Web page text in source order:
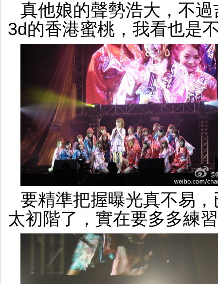
真他娘的聲勢浩大，不
3d的香港蜜桃，我看也是
要精準把握曝光真不易
太初階了，實在要多多練